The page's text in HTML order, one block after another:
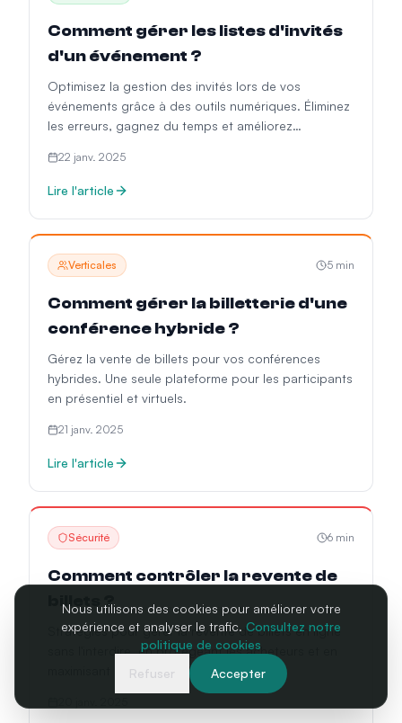
Comment gérer les listes d'invités
d'un événement ?
Optimisez la gestion des invités lors de vos
événements grâce à des outils numériques. Éliminez
les erreurs, gagnez du temps et améliorez
22 janv. 2025
Lire l'article
Verticales 5 min
Comment gérer la billetterie d'une
conférence hybride ?
Gérez la vente de billets pour vos conférences
hybrides. Une seule plateforme pour les participants
en présentiel et virtuels.
21 janv. 2025
Lire l'article
Sécurité 6 min
Comment contrôler la revente de
billets ?
Stratégies pour gérer la revente de billets en ligne
sans l'interdire, en protégeant les acheteurs et en
maximisant les revenus de l'événement.
Nous utilisons des cookies pour améliorer votre
expérience et analyser le trafic. Consultez notre
politique de cookies
Refuser
Accepter